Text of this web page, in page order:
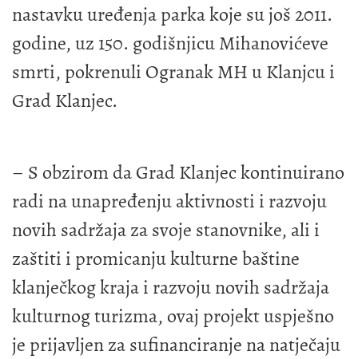
nastavku uređenja parka koje su još 2011.
godine, uz 150. godišnjicu Mihanovićeve
smrti, pokrenuli Ogranak MH u Klanjcu i
Grad Klanjec.
– S obzirom da Grad Klanjec kontinuirano
radi na unapređenju aktivnosti i razvoju
novih sadržaja za svoje stanovnike, ali i
zaštiti i promicanju kulturne baštine
klanječkog kraja i razvoju novih sadržaja
kulturnog turizma, ovaj projekt uspješno
je prijavljen za sufinanciranje na natječaju